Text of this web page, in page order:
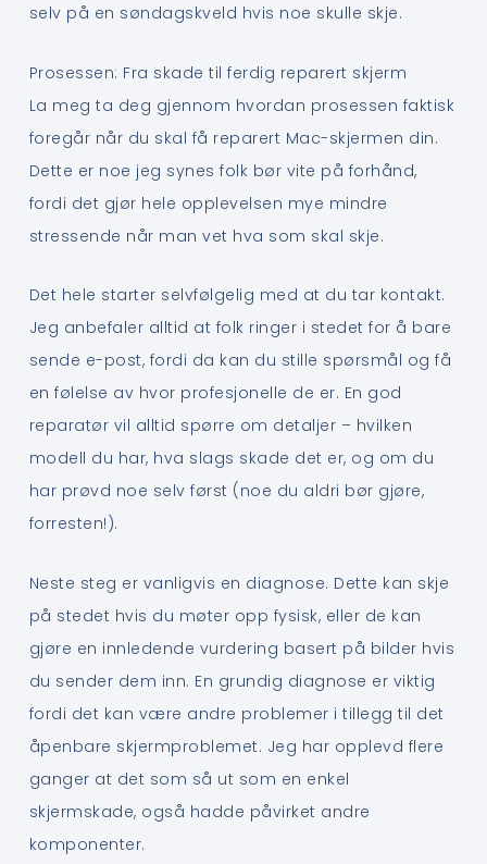
selv på en søndagskveld hvis noe skulle skje.
Prosessen: Fra skade til ferdig reparert skjerm
La meg ta deg gjennom hvordan prosessen faktisk
foregår når du skal få reparert Mac-skjermen din.
Dette er noe jeg synes folk bør vite på forhånd,
fordi det gjør hele opplevelsen mye mindre
stressende når man vet hva som skal skje.
Det hele starter selvfølgelig med at du tar kontakt.
Jeg anbefaler alltid at folk ringer i stedet for å bare
sende e-post, fordi da kan du stille spørsmål og få
en følelse av hvor profesjonelle de er. En god
reparatør vil alltid spørre om detaljer – hvilken
modell du har, hva slags skade det er, og om du
har prøvd noe selv først (noe du aldri bør gjøre,
forresten!).
Neste steg er vanligvis en diagnose. Dette kan skje
på stedet hvis du møter opp fysisk, eller de kan
gjøre en innledende vurdering basert på bilder hvis
du sender dem inn. En grundig diagnose er viktig
fordi det kan være andre problemer i tillegg til det
åpenbare skjermproblemet. Jeg har opplevd flere
ganger at det som så ut som en enkel
skjermskade, også hadde påvirket andre
komponenter.